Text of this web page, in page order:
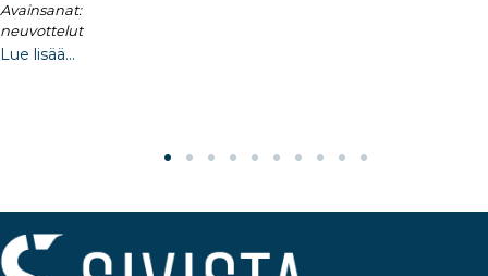
Avainsanat:
neuvottelut
Lue lisää...